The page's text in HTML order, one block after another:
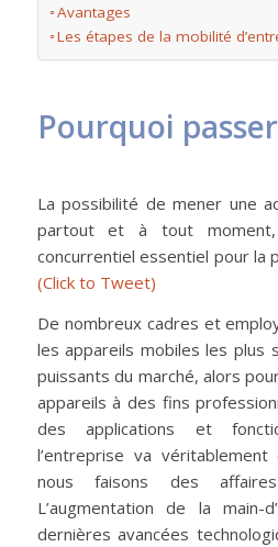
Avantages
Les étapes de la mobilité
Pourquoi
La possibilité de mener une
partout et à tout
concurrentiel essentiel pour la
(Click to Tweet)
De nombreux cadres et
les appareils mobiles les plus
puissants du marché, alors
appareils à des fins
des applications et
l’entreprise va
nous faisons des
L’augmentation de la
dernières avancées